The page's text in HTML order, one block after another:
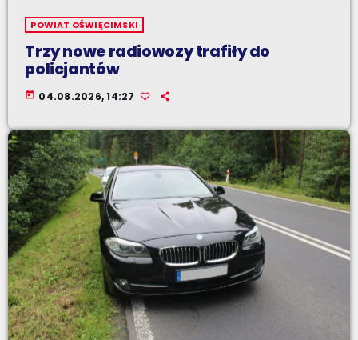
POWIAT OŚWIĘCIMSKI
Trzy nowe radiowozy trafiły do
policjantów
today 04.08.2026, 14:27